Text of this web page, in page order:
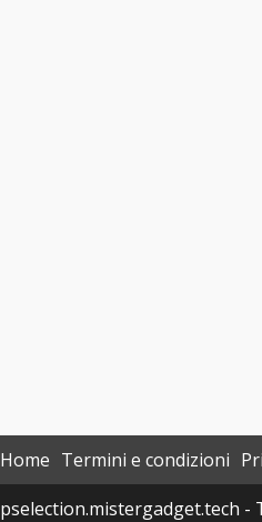
Home Termini e condizioni
-